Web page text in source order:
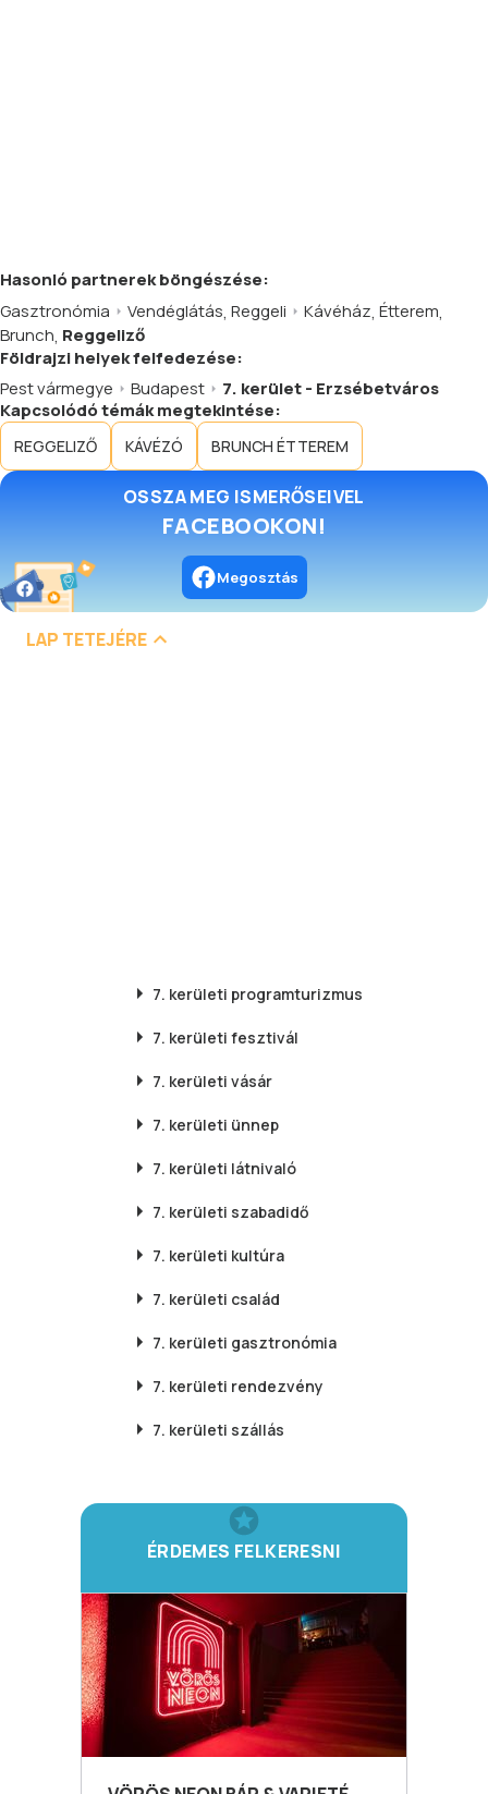
Hasonló partnerekböngészése:
Gasztronómia
Vendéglátás, Reggeli Kávéház, Étterem,
Brunch, Reggeliző
Földrajzi helyek felfedezése:
Pest vármegye
Budapest
7. kerület - Erzsébetváros
Kapcsolódó témák megtekintése:
REGGELIZŐ KÁVÉZÓ BRUNCH ÉTTEREM
OSSZA MEG ISMERŐSEIVEL
FACEBOOKON!
Megosztás
LAP TETEJÉRE
7. kerületi programturizmus
7. kerületi fesztivál
7. kerületi vásár
7. kerületi ünnep
7. kerületi látnivaló
7. kerületi szabadidő
7. kerületi kultúra
7. kerületi család
7. kerületi gasztronómia
7. kerületi rendezvény
7. kerületi szállás
ÉRDEMES FELKERESNI